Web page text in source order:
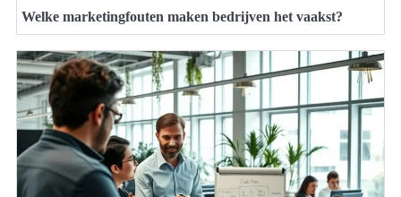
Welke marketingfouten maken bedrijven het vaakst?